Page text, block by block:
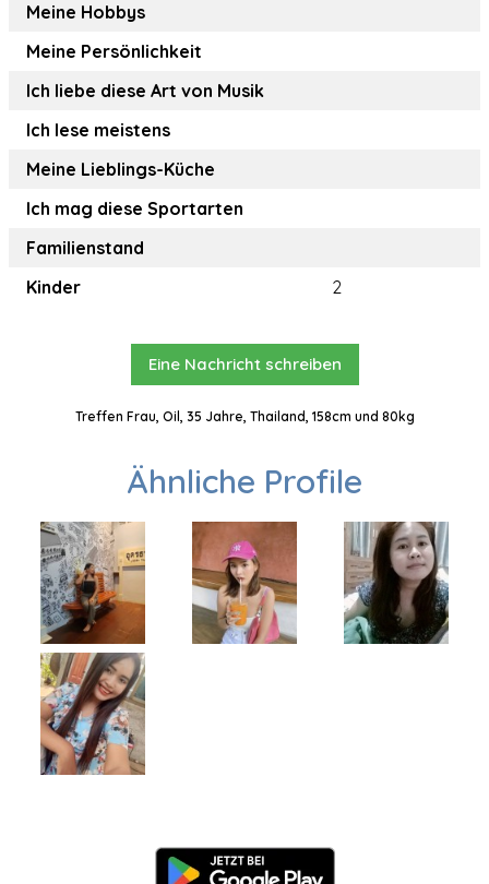
Meine Hobbys
Meine Persönlichkeit
Ich liebe diese Art von Musik
Ich lese meistens
Meine Lieblings-Küche
Ich mag diese Sportarten
Familienstand
Kinder
2
Eine Nachricht schreiben
Treffen Frau, Oil, 35 Jahre, Thailand, 158cm und 80kg
Ähnliche Profile